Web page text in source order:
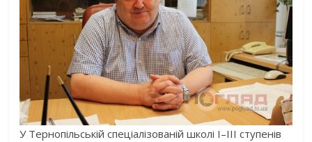
У Тернопільській спеціалізованій школі І–ІІІ ступенів